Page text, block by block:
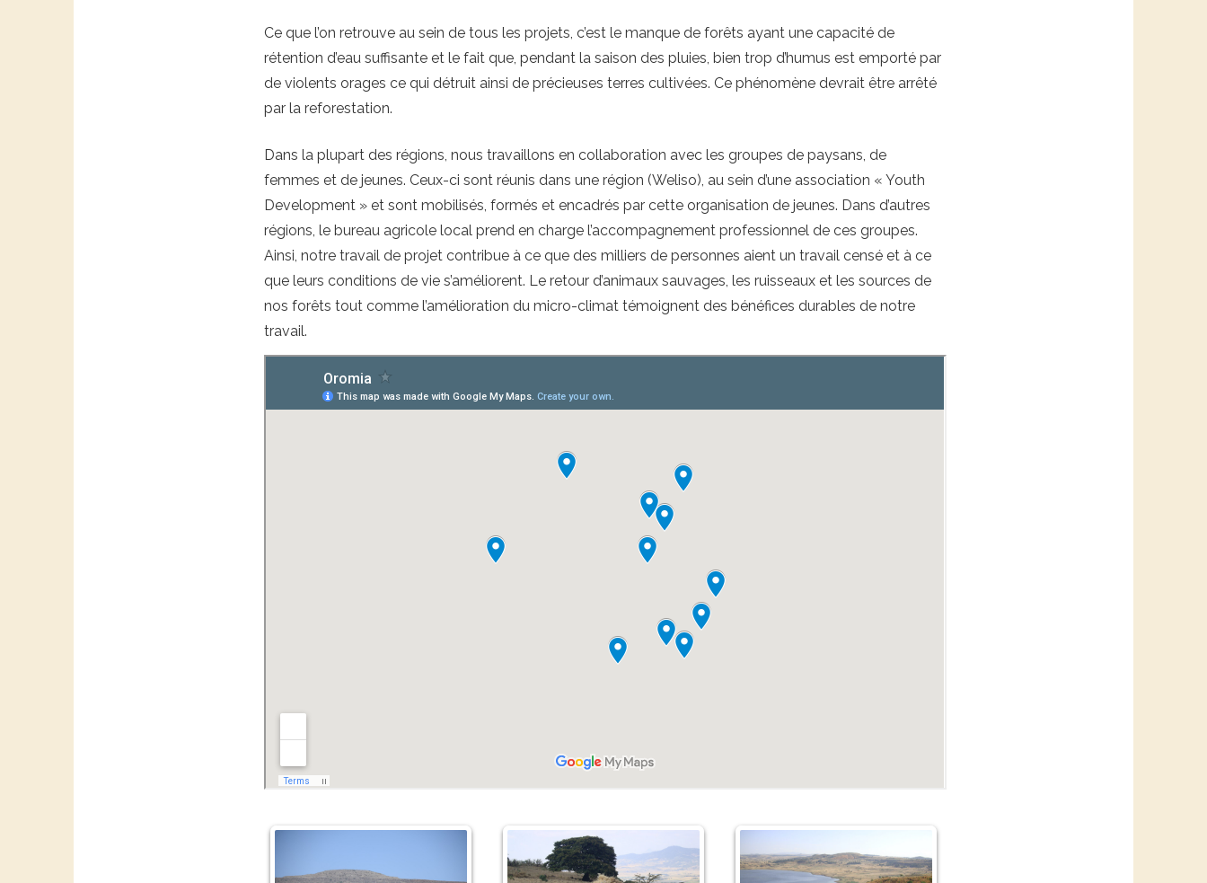
Ce que l’on retrouve au sein de tous les projets, c’est le manque de forêts ayant une capacité de
rétention d’eau suffisante et le fait que, pendant la saison des pluies, bien trop d’humus est emporté par
de violents orages ce qui détruit ainsi de précieuses terres cultivées. Ce phénomène devrait être arrêté
par la reforestation.
Dans la plupart des régions, nous travaillons en collaboration avec les groupes de paysans, de
femmes et de jeunes. Ceux-ci sont réunis dans une région (Weliso), au sein d’une association « Youth
Development » et sont mobilisés, formés et encadrés par cette organisation de jeunes. Dans d’autres
régions, le bureau agricole local prend en charge l’accompagnement professionnel de ces groupes.
Ainsi, notre travail de projet contribue à ce que des milliers de personnes aient un travail censé et à ce
que leurs conditions de vie s’améliorent. Le retour d’animaux sauvages, les ruisseaux et les sources de
nos forêts tout comme l’amélioration du micro-climat témoignent des bénéfices durables de notre
travail.